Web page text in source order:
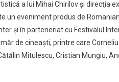
a lui Mihai Chirilov şi direcţia
un eveniment produs de
şi în parteneriat cu Festivalul
de cineaşti, printre care
Mitulescu, Cristian Mungiu,